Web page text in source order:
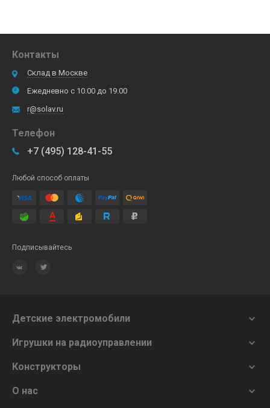
Контакты
Склад в Москве
Ежедневно с 10.00 до 19.00
r@solav.ru
Телефон
+7 (495) 128-41-55
Любой способ оплаты
Подписывайтесь
Детские электромобили 
Игрушки на радиоуправлении 
Конструкторы 
О нас 